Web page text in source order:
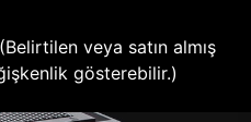
veya satın almış
gösterebilir.)